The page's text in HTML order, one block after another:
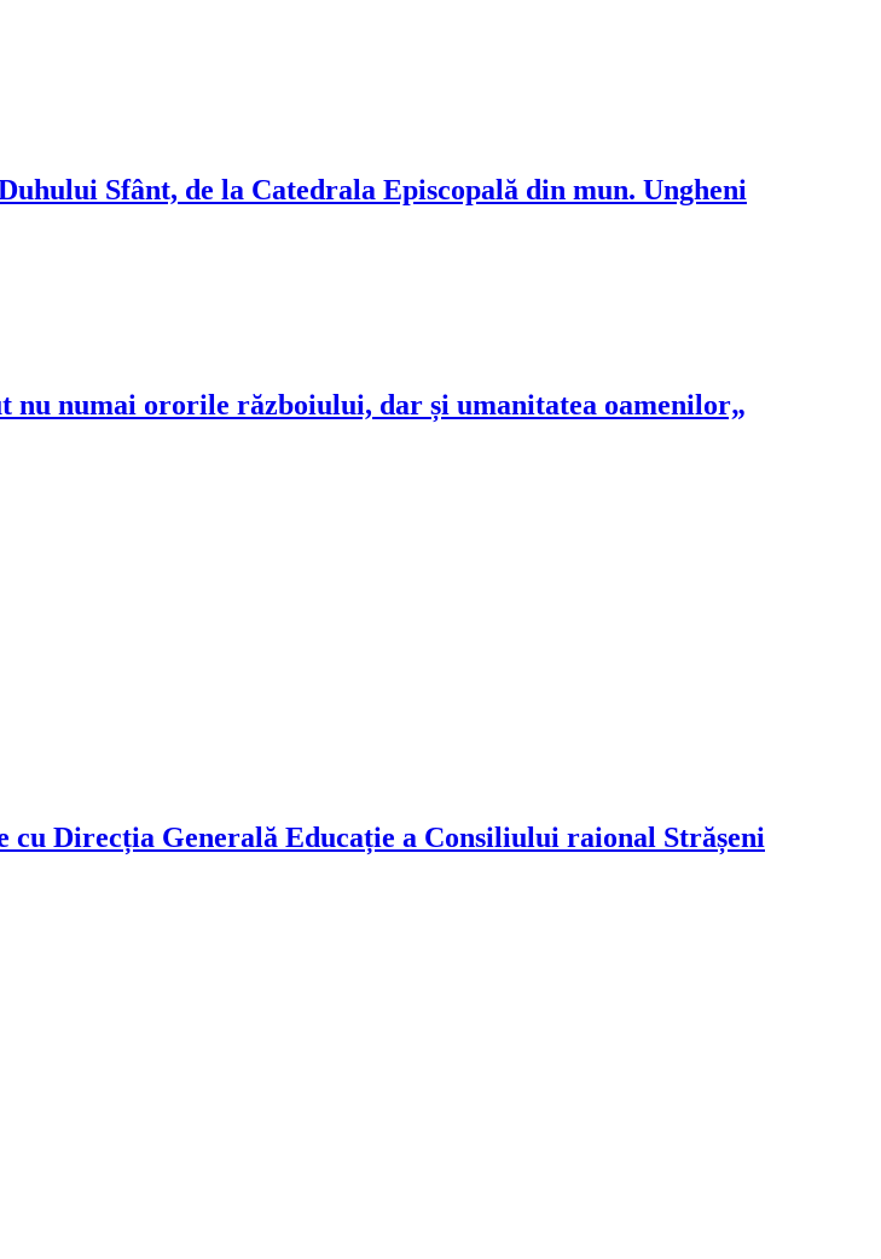
Sfânt, de la Catedrala Episcopală din mun. Ungheni
numai ororile războiului, dar și umanitatea oamenilor„
cu Direcția Generală Educație a Consiliului raional Strășeni